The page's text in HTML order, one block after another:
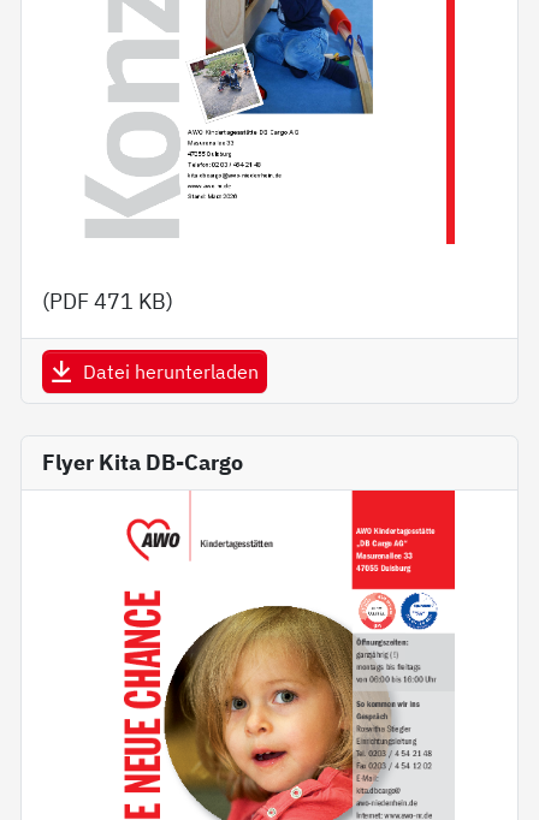
(PDF471 KB)
Datei herunterladen
Flyer Kita DB-Cargo